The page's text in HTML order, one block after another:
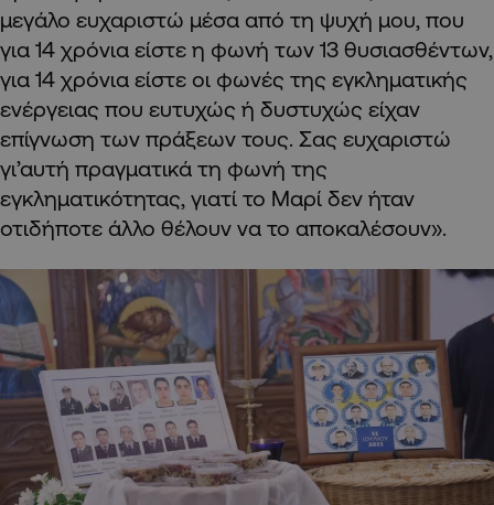
μεγάλο ευχαριστώ μέσα από τη ψυχή μου, που
για 14 χρόνια είστε η φωνή των 13 θυσιασθέντων,
για 14 χρόνια είστε οι φωνές της εγκληματικής
ενέργειας που ευτυχώς ή δυστυχώς είχαν
επίγνωση των πράξεων τους. Σας ευχαριστώ
γι’αυτή πραγματικά τη φωνή της
εγκληματικότητας, γιατί το Μαρί δεν ήταν
οτιδήποτε άλλο θέλουν να το αποκαλέσουν».